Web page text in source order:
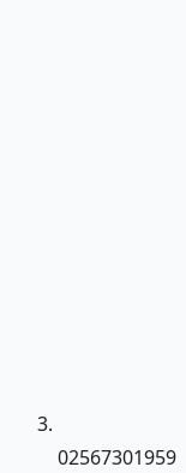
02567301959